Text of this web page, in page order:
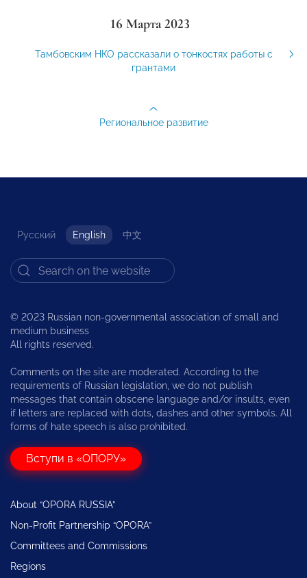
16 Марта 2023
Тамбовским НКО рассказали о тонкостях работы с
грантами
Региональное развитие
Русский English 中文
© 2023 Russian non-governmental association of small and
medium business
All rights reserved.
Comments on the site are moderated. According to the
requirements of Russian legislation, we do not publish
messages that contain obscene language and/or insults, even
if letters are replaced with dots, dashes and other symbols. All
forms of hate speech is also prohibited.
Вступи в «ОПОРУ»
About “OPORA RUSSIA”
Non-Profit Partnership “OPORA”
Committees and Commissions
Regions